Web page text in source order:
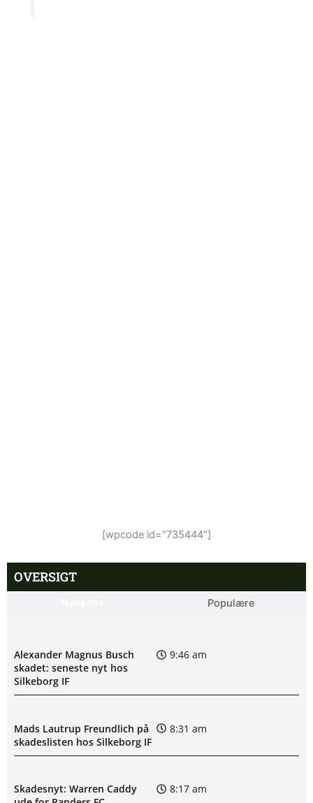
[wpcode id="735444"]
OVERSIGT
Populære
Alexander Magnus Busch
skadet: seneste nyt hos
Silkeborg IF
9:46 am
Mads Lautrup Freundlich på
skadeslisten hos Silkeborg IF
8:31 am
Skadesnyt: Warren Caddy
8:17 am